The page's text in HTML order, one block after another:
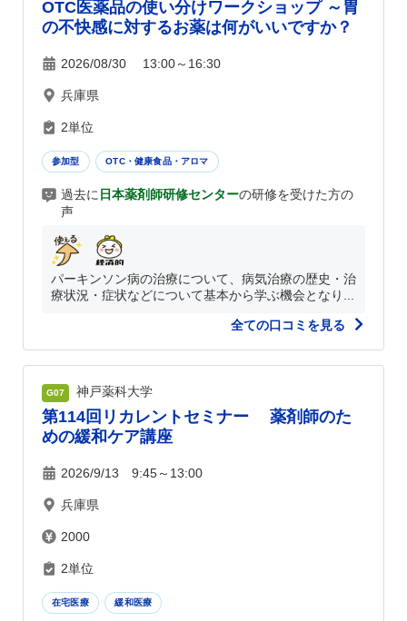
OTC医薬品の使い分けワークショップ ～胃
の不快感に対するお薬は何がいいですか？
2026/08/30 13:00～16:30
兵庫県
2単位
参加型 OTC・健康食品・アロマ
過去に 日本薬剤師研修センターの研修を受けた方の
声
パーキンソン病の治療について、病気治療の歴史・治
療状況・症状などについて基本から学ぶ機会となり...
全ての口コミを見る
G07 神戸薬科大学
第114回リカレントセミナー 薬剤師のた
めの緩和ケア講座
2026/9/13 9:45～13:00
兵庫県
2000
2単位
在宅医療 緩和医療